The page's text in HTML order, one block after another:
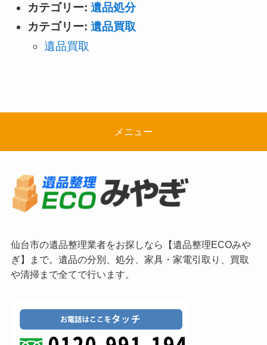
カテゴリー:遺品処分
カテゴリー:遺品買取
遺品買取
メニュー
仙台市の遺品整理業者をお探しなら【遺品整理ECOみや
ぎ】まで。遺品の分別、処分、家具・家電引取り、買取
や清掃まで全てで行います。